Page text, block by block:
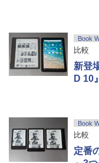
Book
比較
新登
D 10
Book
比較
定番